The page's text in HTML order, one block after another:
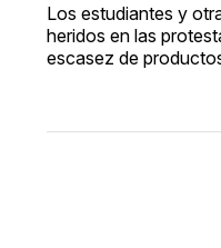
Los estudiantes y
heridos en las
escasez de